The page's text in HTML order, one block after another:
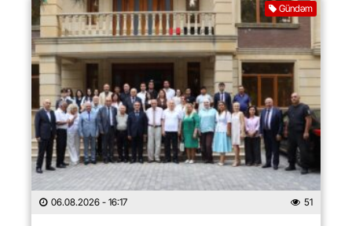
Gündəm
06.08.2026 - 16:17 51